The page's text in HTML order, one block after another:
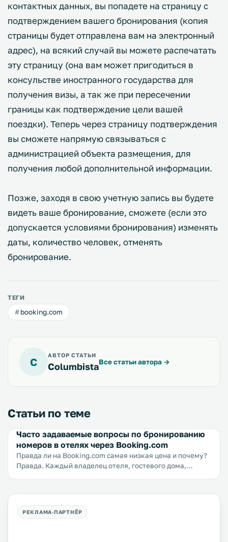
контактных данных, вы попадете на страницу с
подтверждением вашего бронирования (копия
страницы будет отправлена вам на электронный
адрес), на всякий случай вы можете распечатать
эту страницу (она вам может пригодиться в
консульстве иностранного государства для
получения визы, а так же при пересечении
границы как подтверждение цели вашей
поездки). Теперь через страницу подтверждения
вы сможете напрямую связываться с
администрацией объекта размещения, для
получения любой дополнительной информации.
Позже, заходя в свою учетную запись вы будете
видеть ваше бронирование, сможете (если это
допускается условиями бронирования) изменять
даты, количество человек, отменять
бронирование.
ТЕГИ
booking.com
C
АВТОР СТАТЬИ
ColumbistaВсе статьи автора →
Статьи по теме
Часто задаваемые вопросы по бронированию
номеров в отелях через Booking.com
Правда ли на Booking.com самая низкая цена и почему?
Правда. Каждый владелец отеля, гостевого дома,
чем на других сайтах. Условием регистрации жилья на
сайте является самая низкая цена. Правило самой
низкой цены не работает в Швеции, Италии и Франции.